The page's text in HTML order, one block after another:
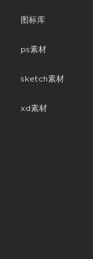
图标库
ps素材
sketch素材
xd素材